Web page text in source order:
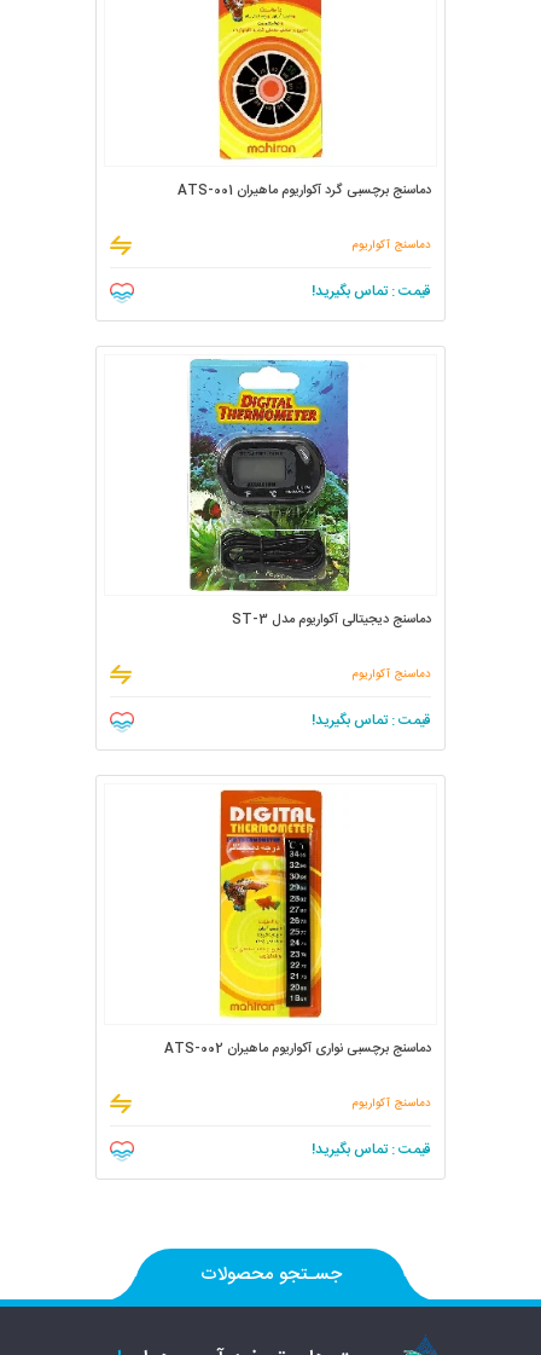
دماسنج برچسبی گرد آکواریوم ماهیران ATS-001
دماسنج آکواریوم
قیمت : تماس بگیرید!
دماسنج دیجیتالی آکواریوم مدل ST-3
دماسنج آکواریوم
قیمت : تماس بگیرید!
دماسنج برچسبی نواری آکواریوم ماهیران ATS-002
دماسنج آکواریوم
قیمت : تماس بگیرید!
جسـتجو محصولات